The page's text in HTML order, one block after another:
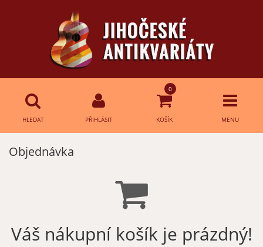
HLEDAT PŘIHLÁSIT
0
KOŠÍK MENU
Objednávka
Váš nákupní košík je prázdný!